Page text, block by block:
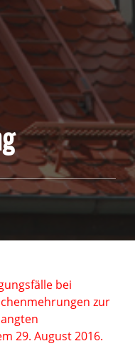
bei
zur
29. August 2016.